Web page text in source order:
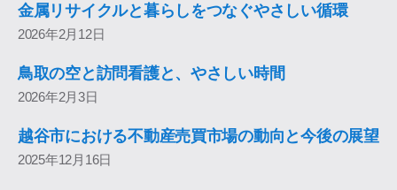
金属リサイクルと暮らしをつなぐやさしい循環
2026年2月12日
鳥取の空と訪問看護と、やさしい時間
2026年2月3日
越谷市における不動産売買市場の動向と今後の展望
2025年12月16日